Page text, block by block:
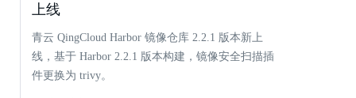
上线
青云 QingCloud Harbor 镜像仓库 2.2.1 版本新上
线，基于 Harbor 2.2.1 版本构建，镜像安全扫描插
件更换为 trivy。